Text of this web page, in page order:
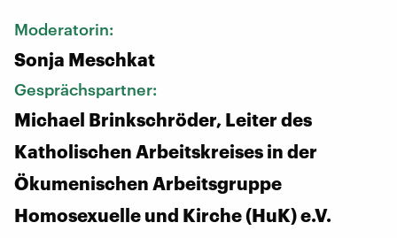
Moderatorin:
Sonja Meschkat
Gesprächspartner:
Michael Brinkschröder, Leiter des
Katholischen Arbeitskreises in der
Ökumenischen Arbeitsgruppe
Homosexuelle und Kirche (HuK) e.V.